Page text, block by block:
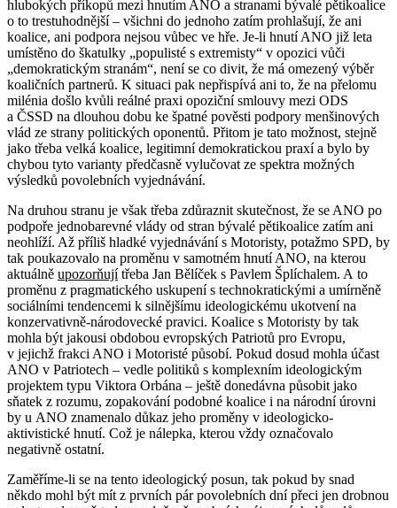
hlubokých příkopů mezi hnutím ANO a stranami bývalé pětikoalice
o to trestuhodnější – všichni do jednoho zatím prohlašují, že ani
koalice, ani podpora nejsou vůbec ve hře. Je-li hnutí ANO již leta
umístěno do škatulky „populisté s extremisty“ v opozici vůči
„demokratickým stranám“, není se co divit, že má omezený výběr
koaličních partnerů. K situaci pak nepřispívá ani to, že na přelomu
milénia došlo kvůli reálné praxi opoziční smlouvy mezi ODS
a ČSSD na dlouhou dobu ke špatné pověsti podpory menšinových
vlád ze strany politických oponentů. Přitom je tato možnost, stejně
jako třeba velká koalice, legitimní demokratickou praxí a bylo by
chybou tyto varianty předčasně vylučovat ze spektra možných
výsledků povolebních vyjednávání.
Na druhou stranu je však třeba zdůraznit skutečnost, že se ANO po
podpoře jednobarevné vlády od stran bývalé pětikoalice zatím ani
neohlíží. Až příliš hladké vyjednávání s Motoristy, potažmo SPD, by
tak poukazovalo na proměnu v samotném hnutí ANO, na kterou
aktuálně upozorňujítřeba Jan Bělíček s Pavlem Šplíchalem. A to
proměnu z pragmatického uskupení s technokratickými a umírněně
sociálními tendencemi k silnějšímu ideologickému ukotvení na
konzervativně-národovecké pravici. Koalice s Motoristy by tak
mohla být jakousi obdobou evropských Patriotů pro Evropu,
v jejichž frakci ANO i Motoristé působí. Pokud dosud mohla účast
ANO v Patriotech – vedle politiků s komplexním ideologickým
projektem typu Viktora Orbána – ještě donedávna působit jako
sňatek z rozumu, zopakování podobné koalice i na národní úrovni
by u ANO znamenalo důkaz jeho proměny v ideologicko-
aktivistické hnutí. Což je nálepka, kterou vždy označovalo
negativně ostatní.
Zaměříme-li se na tento ideologický posun, tak pokud by snad
někdo mohl být mít z prvních pár povolebních dní přeci jen drobnou